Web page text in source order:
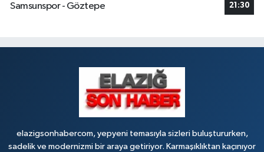
Samsunspor - Göztepe
21:30
elazigsonhabercom, yepyeni temasıyla sizleri buluştururken,
sadelik ve modernizmi bir araya getiriyor. Karmaşıklıktan kaçınıyor